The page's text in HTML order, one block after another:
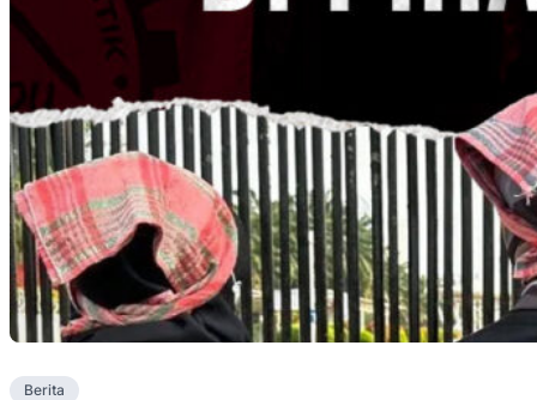
Berita